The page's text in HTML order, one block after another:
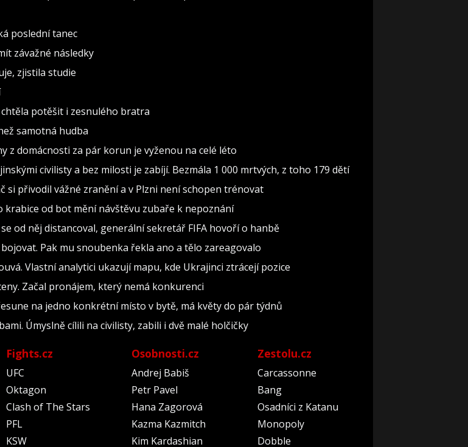
poslední tanec
závažné následky
zjistila studie
chtěla potěšit i zesnulého bratra
samotná hudba
z domácnosti za pár korun je vyženou na celé léto
civilisty a bez milosti je zabíjí. Bezmála 1 000 mrtvých, z toho 179 dětí
přivodil vážné zranění a v Plzni není schopen trénovat
od bot mění návštěvu zubaře k nepoznání
od něj distancoval, generální sekretář FIFA hovoří o hanbě
Pak mu snoubenka řekla ano a tělo zareagovalo
Vlastní analytici ukazují mapu, kde Ukrajinci ztrácejí pozice
Začal pronájem, který nemá konkurenci
na jedno konkrétní místo v bytě, má květy do pár týdnů
Úmyslně cílili na civilisty, zabili i dvě malé holčičky
Fights.cz
UFC
Oktagon
Clash of The Stars
PFL
KSW
Osobnosti.cz
Andrej Babiš
Petr Pavel
Hana Zagorová
Kazma Kazmitch
Kim Kardashian
Zestolu.cz
Carcassonne
Bang
Osadníci z Katanu
Monopoly
Dobble